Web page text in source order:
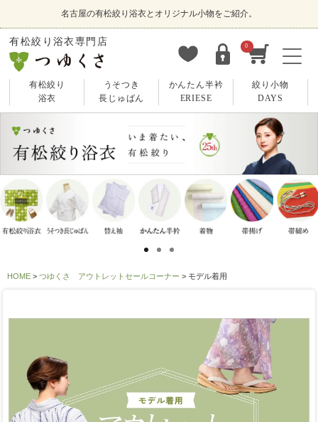
名古屋の有松絞り浴衣とオリジナル小物をご紹介。
有松絞り浴衣専門店 0
有松絞り
浴衣
うそつき
長じゅばん
かんたん半衿
ERIESE
絞り小物
DAYS
HOME つゆくさ アウトレットセールコーナー モデル着用